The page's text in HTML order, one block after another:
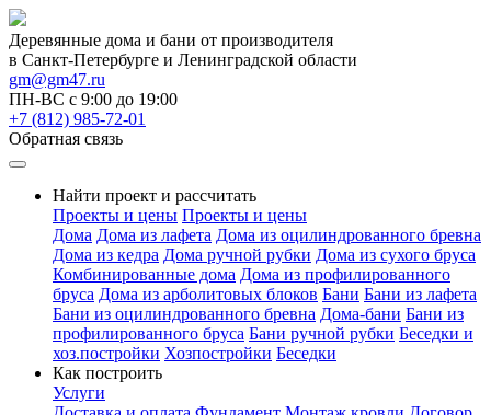
Деревянные дома и бани от производителя
в Санкт-Петербурге и Ленинградской области
gm@gm47.ru
ПН-ВС с 9:00 до 19:00
+7 (812) 985-72-01
Обратная связь
Найти проект и рассчитать
Проекты и цены Проекты и цены
Дома Дома из лафета Дома из оцилиндрованного бревна
Дома из кедра Дома ручной рубки Дома из сухого бруса
Комбинированные дома Дома из профилированного
бруса Дома из арболитовых блоков Бани Бани из лафета
Бани из оцилиндрованного бревна Дома-бани Бани из
профилированного бруса Бани ручной рубки Беседки и
хоз.постройки Хозпостройки Беседки
Как построить
Услуги